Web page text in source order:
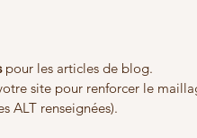
pour les articles de blog.
site pour renforcer le
ALT renseignées).